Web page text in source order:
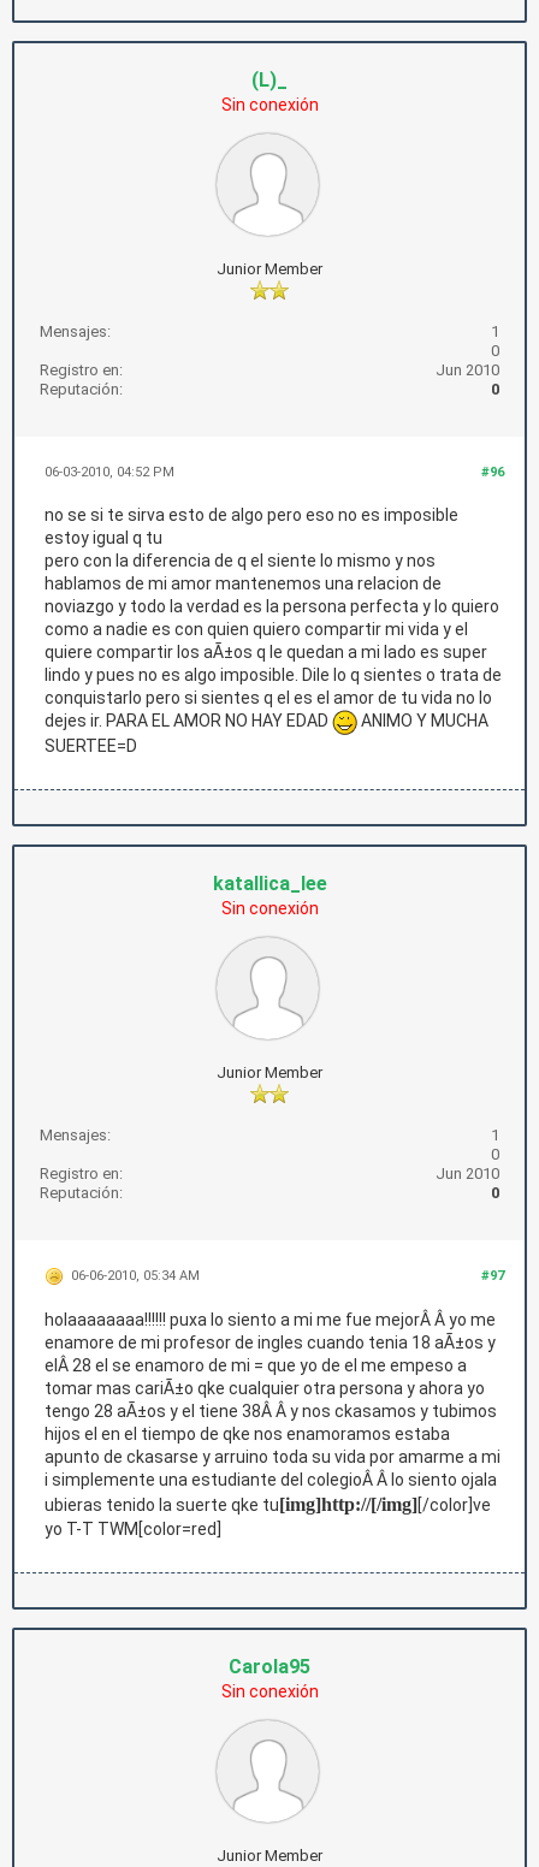
(L)_
Sin conexión
Junior Member
Mensajes:
1
0
Registro en:
Jun 2010
Reputación:
0
#96
06-03-2010, 04:52 PM
no se si te sirva esto de algo pero eso no es imposible
estoy igual q tu
pero con la diferencia de q el siente lo mismo y nos
hablamos de mi amor mantenemos una relacion de
noviazgo y todo la verdad es la persona perfecta y lo quiero
como a nadie es con quien quiero compartir mi vida y el
quiere compartir los aÃ±os q le quedan a mi lado es super
lindo y pues no es algo imposible. Dile lo q sientes o trata de
conquistarlo pero si sientes q el es el amor de tu vida no lo
dejes ir. PARA EL AMOR NO HAY EDAD
ANIMO Y MUCHA
SUERTEE=D
katallica_lee
Sin conexión
Junior Member
Mensajes:
1
0
Registro en:
Jun 2010
Reputación:
0
#97
06-06-2010, 05:34 AM
holaaaaaaaa!!!!!! puxa lo siento a mi me fue mejorÂ Â yo me
enamore de mi profesor de ingles cuando tenia 18 aÃ±os y
elÂ 28 el se enamoro de mi = que yo de el me empeso a
tomar mas cariÃ±o qke cualquier otra persona y ahora yo
tengo 28 aÃ±os y el tiene 38Â Â y nos ckasamos y tubimos
hijos el en el tiempo de qke nos enamoramos estaba
apunto de ckasarse y arruino toda su vida por amarme a mi
i simplemente una estudiante del colegioÂ Â lo siento ojala
ubieras tenido la suerte qke tu[img]http://[/img][/color]ve
yo T-T TWM[color=red]
Carola95
Sin conexión
Junior Member